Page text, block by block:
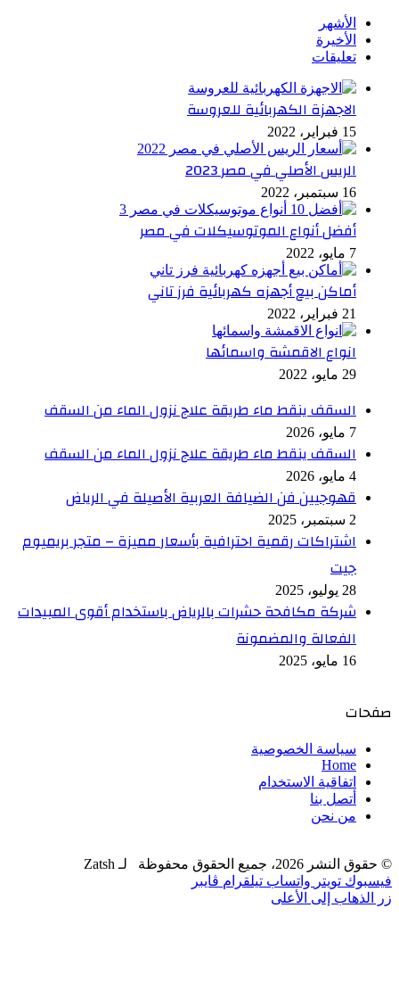
الأشهر
الأخيرة
تعليقات
الاجهزة الكهربائية للعروسة
15 فبراير، 2022
الريس الأصلي في مصر 2023
16 سبتمبر، 2022
أفضل أنواع الموتوسيكلات في مصر
7 مايو، 2022
أماكن بيع أجهزه كهربائية فرز تاني
21 فبراير، 2022
انواع الاقمشة واسمائها
29 مايو، 2022
السقف ينقط ماء طريقة علاج نزول الماء من السقف
7 مايو، 2026
السقف ينقط ماء طريقة علاج نزول الماء من السقف
4 مايو، 2026
قهوجيين فن الضيافة العربية الأصيلة في الرياض
2 سبتمبر، 2025
اشتراكات رقمية احترافية بأسعار مميزة – متجر بريميوم
جيت
28 يوليو، 2025
شركة مكافحة حشرات بالرياض باستخدام أقوى المبيدات
الفعالة والمضمونة
16 مايو، 2025
صفحات
سياسة الخصوصية
Home
اتفاقية الاستخدام
أتصل بنا
من نحن
© حقوق النشر 2026، جميع الحقوق محفوظة لـ Zatsh
فيسبوك تويتر واتساب تيلقرام ڤايبر
زر الذهاب إلى الأعلى